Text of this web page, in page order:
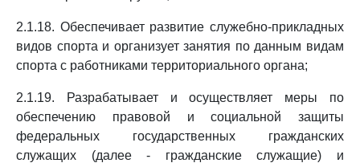
2.1.18. Обеспечивает развитие служебно-прикладных
видов спорта и организует занятия по данным видам
спорта с работниками территориального органа;
2.1.19. Разрабатывает и осуществляет меры по
обеспечению правовой и социальной защиты
федеральных государственных гражданских
служащих (далее - гражданские служащие) и